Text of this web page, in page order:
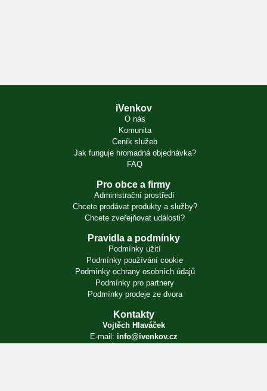
iVenkov
O nás
Komunita
Ceník služeb
Jak funguje hromadná objednávka?
FAQ
Pro obce a firmy
Administrační prostředí
Chcete prodávat produkty a služby?
Chcete zveřejňovat události?
Pravidla a podmínky
Podmínky užití
Podmínky používání cookie
Podmínky ochrany osobních údajů
Podmínky pro partnery
Podmínky prodeje ze dvora
Kontakty
Vojtěch Hlaváček
E-mail: info@ivenkov.cz